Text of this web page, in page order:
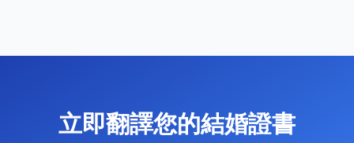
立即翻譯您的結婚證書